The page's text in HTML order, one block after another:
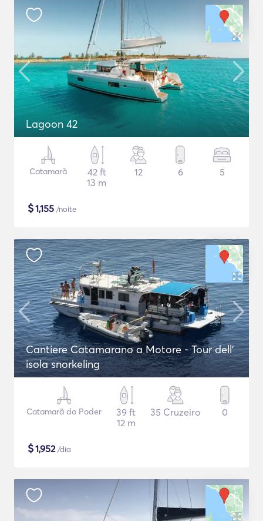
Lagoon 42
Catamarã
42 ft
13 m
12 6 5
$1,155 /noite
Cantiere Catamarano a Motore - Tour dell'
isola snorkeling
Catamarã do Poder
39 ft
12 m
35 Cruzeiro 0
$1,952/dia